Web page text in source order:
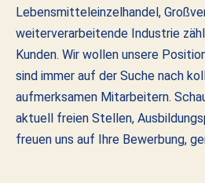
Lebensmitteleinzelhandel,
weiterverarbeitende Industrie
Kunden. Wir wollen unsere
sind immer auf der Suche nach
aufmerksamen Mitarbeitern.
aktuell freien Stellen,
freuen uns auf Ihre Bewerbung,